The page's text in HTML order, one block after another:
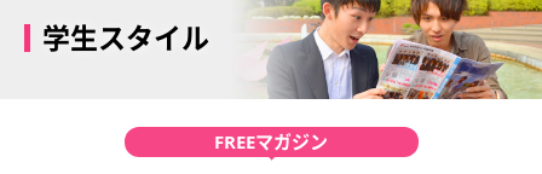
学生スタイル
FREEマガジン